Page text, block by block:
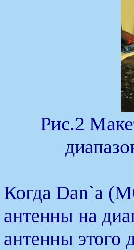
Рис.2
Когда Dan`a
антенны на
антенны этого